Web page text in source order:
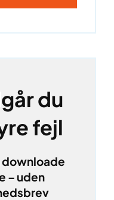
du
fejl
downloade
– uden